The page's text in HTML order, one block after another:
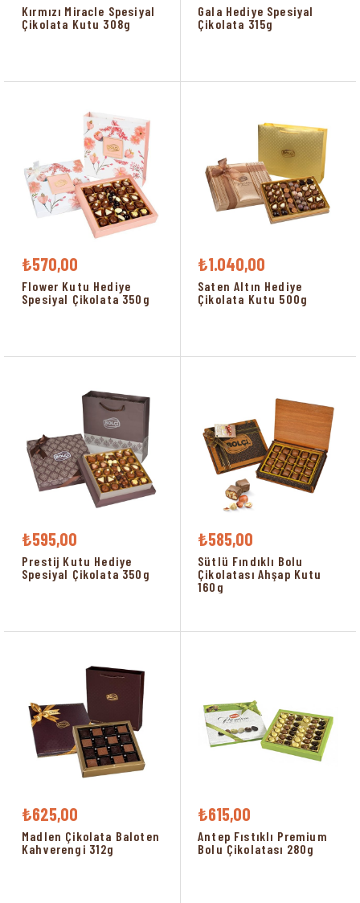
Kırmızı Miracle Spesiyal
Çikolata Kutu 308g
Gala Hediye Spesiyal
Çikolata 315g
₺570,00
Flower Kutu Hediye
Spesiyal Çikolata 350g
₺1.040,00
Saten Altın Hediye
Çikolata Kutu 500g
₺595,00
Prestij Kutu Hediye
Spesiyal Çikolata 350g
₺585,00
Sütlü Fındıklı Bolu
Çikolatası Ahşap Kutu
160g
₺625,00
Madlen Çikolata Baloten
Kahverengi 312g
₺615,00
Antep Fıstıklı Premium
Bolu Çikolatası 280g